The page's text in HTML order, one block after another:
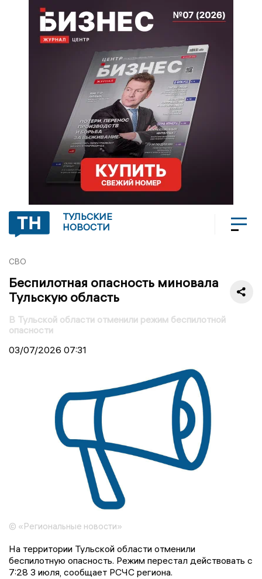
ТУЛЬСКИЕ
НОВОСТИ
СВО
Беспилотная опасность миновала
Тульскую область
В Тульской области отменили режим беспилотной
опасности
03/07/2026 07:31
© «Региональные новости»
На территории Тульской области отменили
беспилотную опасность. Режим перестал действовать с
7:28 3 июля, сообщает РСЧС региона.